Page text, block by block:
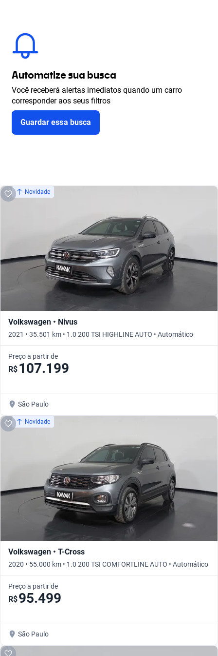
Automatize sua busca
Você receberá alertas imediatos quando um carro
corresponder aos seus filtros
Guardar essa busca
Novidade
Volkswagen • Nivus
2021 • 35.501 km • 1.0 200 TSI HIGHLINE AUTO • Automático
Preço a partir de
R$ 107.199
São Paulo
Novidade
Volkswagen • T-Cross
2020 • 55.000 km • 1.0 200 TSI COMFORTLINE AUTO • Automático
Preço a partir de
R$95.499
São Paulo